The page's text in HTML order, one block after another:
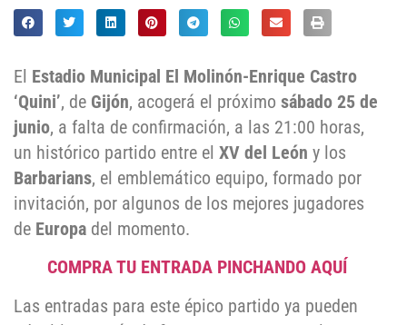
El Estadio Municipal El Molinón-Enrique Castro
‘Quini’, de Gijón, acogerá el próximo sábado 25 de
junio, a falta de confirmación, a las 21:00 horas,
un histórico partido entre el XV del León y los
Barbarians, el emblemático equipo, formado por
invitación, por algunos de los mejores jugadores
de Europa del momento.
COMPRA TU ENTRADA PINCHANDO AQUÍ
Las entradas para este épico partido ya pueden